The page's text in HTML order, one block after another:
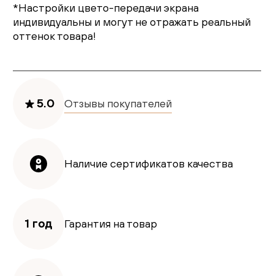
*Настройки цвето-передачи экрана
индивидуальны и могут не отражать реальный
оттенок товара!
5.0 Отзывы покупателей
Наличие сертификатов качества
1 год Гарантия на товар